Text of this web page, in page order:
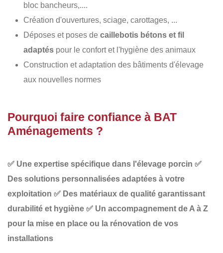
bloc bancheurs,....
Création d'ouvertures, sciage, carottages, ...
Déposes et poses de caillebotis bétons et fil
adaptés pour le confort et l'hygiène des animaux
Construction et adaptation des bâtiments d'élevage
aux nouvelles normes
Pourquoi faire confiance à BAT
Aménagements ?
✅ Une expertise spécifique dans l'élevage porcin ✅
Des solutions personnalisées adaptées à votre
exploitation ✅ Des matériaux de qualité garantissant
durabilité et hygiène ✅ Un accompagnement de A à Z
pour la mise en place ou la rénovation de vos
installations